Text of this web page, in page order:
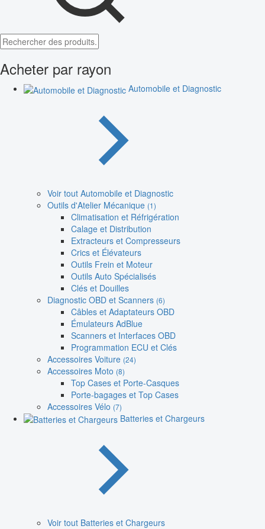
Acheter par rayon
Automobile et Diagnostic
Voir tout Automobile et Diagnostic
Outils d'Atelier Mécanique (1)
Climatisation et Réfrigération
Calage et Distribution
Extracteurs et Compresseurs
Crics et Élévateurs
Outils Frein et Moteur
Outils Auto Spécialisés
Clés et Douilles
Diagnostic OBD et Scanners (6)
Câbles et Adaptateurs OBD
Émulateurs AdBlue
Scanners et Interfaces OBD
Programmation ECU et Clés
Accessoires Voiture (24)
Accessoires Moto (8)
Top Cases et Porte-Casques
Porte-bagages et Top Cases
Accessoires Vélo (7)
Batteries et Chargeurs
Voir tout Batteries et Chargeurs